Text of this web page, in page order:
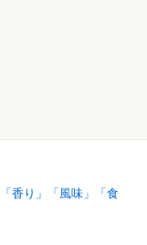
香り」「風味」「食